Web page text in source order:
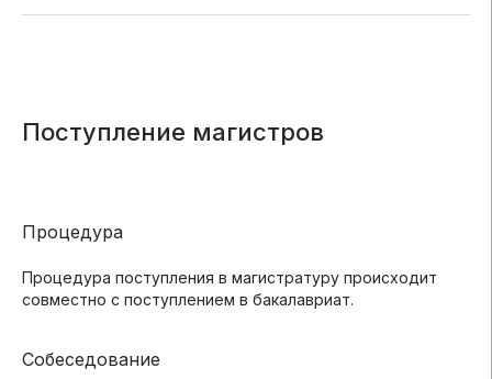
Поступление магистров
Процедура
Процедура поступления в магистратуру происходит
совместно с поступлением в бакалавриат.
Собеседование